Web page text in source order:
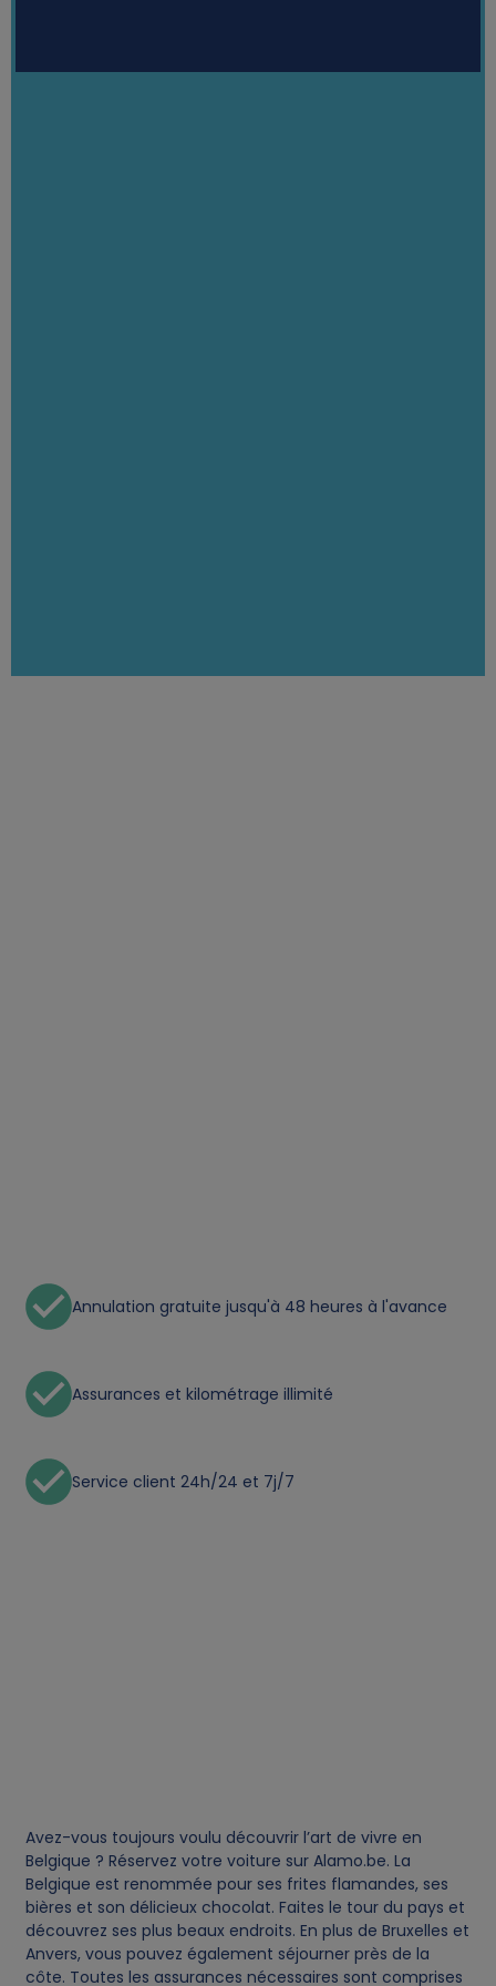
Annulation gratuite jusqu'à 48 heures à l'avance
Assurances et kilométrage illimité
Service client 24h/24 et 7j/7
Avez-vous toujours voulu découvrir l’art de vivre en
Belgique ? Réservez votre voiture sur Alamo.be. La
Belgique est renommée pour ses frites flamandes, ses
bières et son délicieux chocolat. Faites le tour du pays et
découvrez ses plus beaux endroits. En plus de Bruxelles et
Anvers, vous pouvez également séjourner près de la
côte. Toutes les assurances nécessaires sont comprises